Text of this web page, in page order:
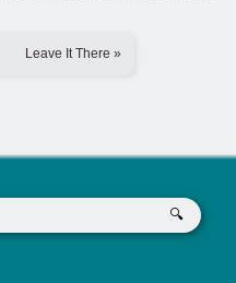
Leave It There »